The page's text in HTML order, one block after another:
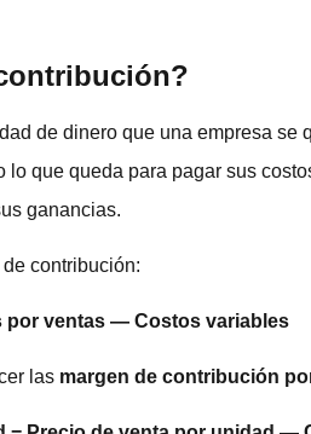
de dinero que una empresa se
que queda para pagar sus
ganancias.
contribución:
por ventas — Costos variables
las margen de contribución